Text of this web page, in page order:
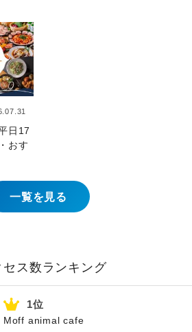
日17
おす
一覧を見る
ス数ランキング
Moff animal cafe